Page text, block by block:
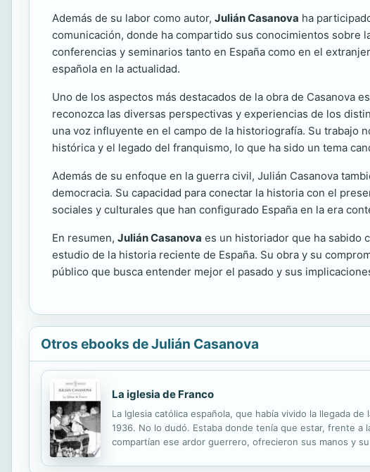
Además de su labor como autor, Julián Casanova ha
comunicación, donde ha compartido sus conocimientos sobre
conferencias y seminarios tanto en España como en el
española en la actualidad.
Uno de los aspectos más destacados de la obra de Casanova
reconozca las diversas perspectivas y experiencias de los
una voz influyente en el campo de la historiografía. Su trabajo
histórica y el legado del franquismo, lo que ha sido un tema
Además de su enfoque en la guerra civil, Julián Casanova
democracia. Su capacidad para conectar la historia con el
sociales y culturales que han configurado España en la era
En resumen, Julián Casanova es un historiador que ha sabido
estudio de la historia reciente de España. Su obra y su
público que busca entender mejor el pasado y sus
Otros ebooks de Julián Casanova
La iglesia de Franco
La Iglesia católica española, que había vivido la llegada
1936. No lo dudó. Estaba donde tenía que estar, frente a
compartían ese ardor guerrero, ofrecieron sus manos y